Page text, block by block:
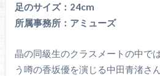
足のサイズ：24cm
所属事務所：アミューズ
晶の同級生のクラスメートの中で
う噂の香坂優を演じる中田青渚さ